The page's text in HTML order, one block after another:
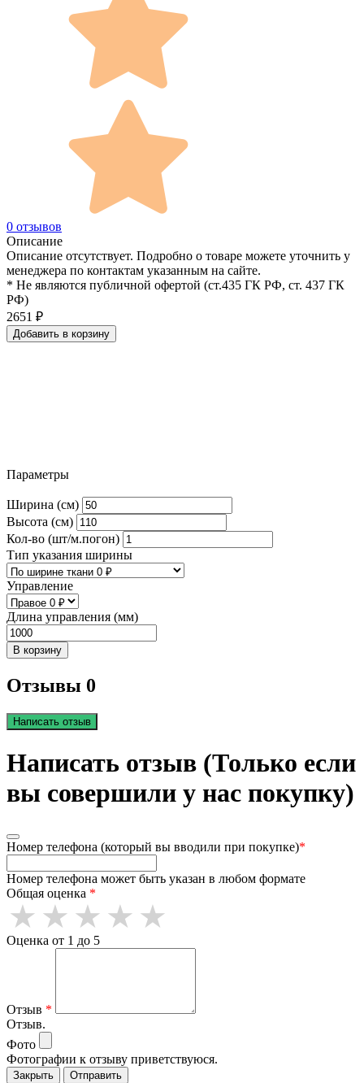
0 отзывов
Описание
Описание отсутствует. Подробно о товаре можете уточнить у
менеджера по контактам указанным на сайте.
* Не являются публичной офертой (ст.435 ГК РФ, cт. 437 ГК
РФ)
2651 ₽
Добавить в корзину
Параметры
Ширина (см)
Высота (см)
Кол-во (шт/м.погон)
Тип указания ширины
Управление
Длина управления (мм)
В корзину
Отзывы 0
Написать отзыв
Написать отзыв (Только если
вы совершили у нас покупку)
Номер телефона (который вы вводили при покупке)*
Номер телефона может быть указан в любом формате
Общая оценка *
Оценка от 1 до 5
Отзыв *
Отзыв.
Фото
Фотографии к отзыву приветствуюся.
Закрыть Отправить